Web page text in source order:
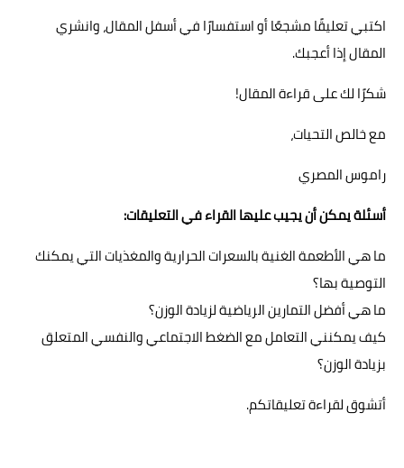
اكتبي تعليقًا مشجعًا أو استفسارًا في أسفل المقال، وانشري
المقال إذا أعجبك.
شكرًا لك على قراءة المقال!
مع خالص التحيات،
راموس المصري
أسئلة يمكن أن يجيب عليها القراء في التعليقات:
ما هي الأطعمة الغنية بالسعرات الحرارية والمغذيات التي يمكنك
التوصية بها؟
ما هي أفضل التمارين الرياضية لزيادة الوزن؟
كيف يمكنني التعامل مع الضغط الاجتماعي والنفسي المتعلق
بزيادة الوزن؟
أتشوق لقراءة تعليقاتكم.